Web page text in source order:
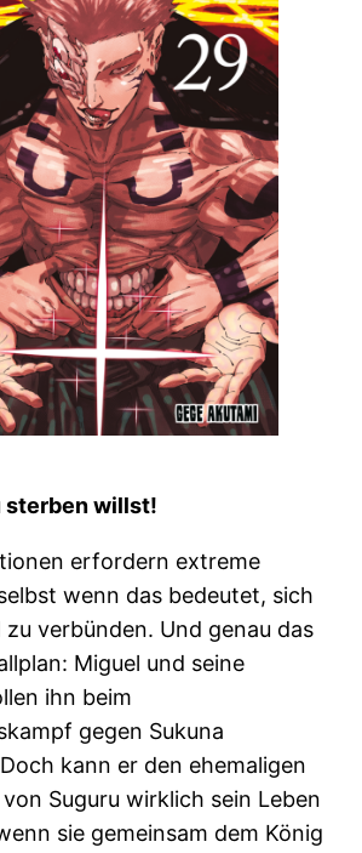
sterben willst!
erfordern extreme
wenn das bedeutet, sich
zu verbünden. Und genau das
Miguel und seine
ihn beim
gegen Sukuna
kann er den ehemaligen
Suguru wirklich sein Leben
sie gemeinsam dem König